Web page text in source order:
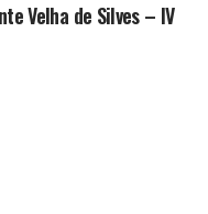
Velha de Silves – IV